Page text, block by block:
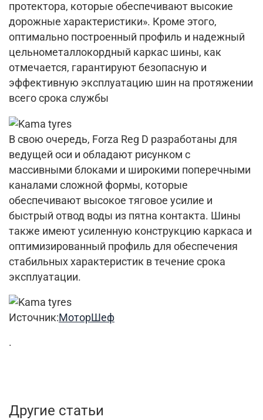
протектора, которые обеспечивают высокие
дорожные характеристики». Кроме этого,
оптимально построенный профиль и надежный
цельнометаллокордный каркас шины, как
отмечается, гарантируют безопасную и
эффективную эксплуатацию шин на протяжении
всего срока службы
В свою очередь, Forza Reg D разработаны для
ведущей оси и обладают рисунком с
массивными блоками и широкими поперечными
каналами сложной формы, которые
обеспечивают высокое тяговое усилие и
быстрый отвод воды из пятна контакта. Шины
также имеют усиленную конструкцию каркаса и
оптимизированный профиль для обеспечения
стабильных характеристик в течение срока
эксплуатации.
Источник:МоторШеф
.
Другие статьи